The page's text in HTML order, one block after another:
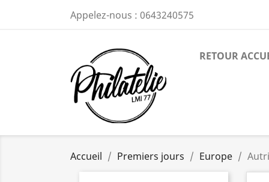
Appelez-nous : 0643240575
RETOUR
Accueil Premiers jours Europe